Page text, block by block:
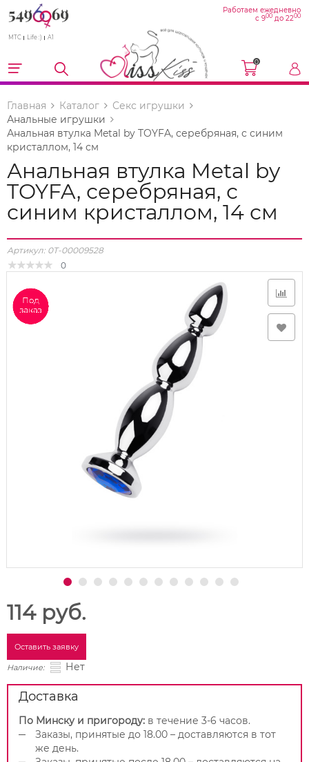
МТС Life :) A1
Работаем ежедневно
с 900 до 2200
0
Главная Каталог
Секс игрушки
Анальные игрушки
Анальная втулка Metal by TOYFA, серебряная, с синим
кристаллом, 14 см
Анальная втулка Metal by
TOYFA, серебряная, с
синим кристаллом, 14 см
Артикул: 0T-00009528
0
114 руб.
Оставить заявку
Наличие: Нет
Доставка
По Минску и пригороду: в течение 3-6 часов.
Заказы, принятые до 18.00 – доставляются в тот
же день.